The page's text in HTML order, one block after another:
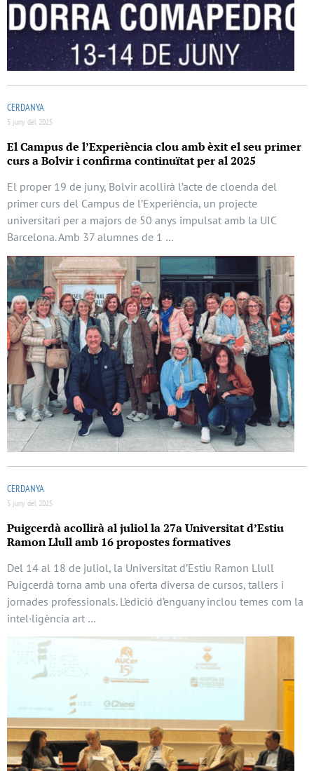
CERDANYA
5 juny del 2025
El Campus de l’Experiència clou amb èxit el seu primer
curs a Bolvir i confirma continuïtat per al 2025
El proper 19 de juny, Bolvir acollirà l’acte de cloenda del
primer curs del Campus de l’Experiència, un projecte
universitari per a majors de 50 anys impulsat amb la UIC
Barcelona. Amb 37 alumnes de 1 …
CERDANYA
5 juny del 2025
Puigcerdà acollirà al juliol la 27a Universitat d’Estiu
Ramon Llull amb 16 propostes formatives
Del 14 al 18 de juliol, la Universitat d’Estiu Ramon Llull
Puigcerdà torna amb una oferta diversa de cursos, tallers i
jornades professionals. L’edició d’enguany inclou temes com la
intel·ligència art …